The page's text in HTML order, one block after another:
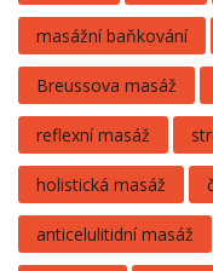
masážní baňkování
Breussova masáž
reflexní masáž
holistická masáž
anticelulitidní masáž